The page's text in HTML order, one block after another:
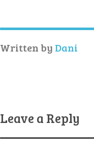
Written by Dani
Leave a Reply